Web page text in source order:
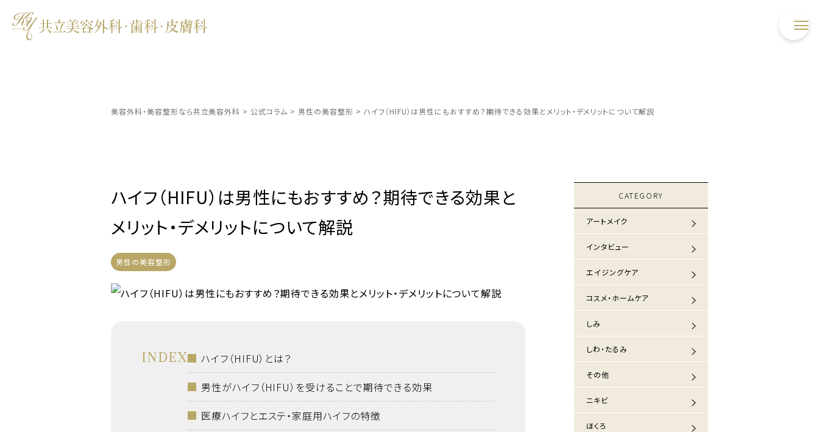
美容外科・美容整形なら共立美容外科 > 公式コラム > 男性の美容整形 > ハイフ（HIFU）は男性にもおすすめ？期待できる効果とメリット・デメリットについて解説
ハイフ（HIFU）は男性にもおすすめ？期待できる効果と
メリット・デメリットについて解説
男性の美容整形
INDEX
ハイフ（HIFU）とは？
男性がハイフ（HIFU）を受けることで期待できる効果
医療ハイフとエステ・家庭用ハイフの特徴
CATEGORY
アートメイク
インタビュー
エイジングケア
コスメ・ホームケア
しみ
しわ・たるみ
その他
ニキビ
ほくろ